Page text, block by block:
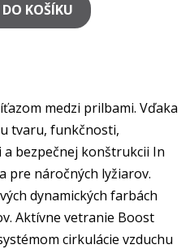
KOŠÍKU
medzi prilbami. Vďaka
tvaru, funkčnosti,
bezpečnej konštrukcii In
pre náročných lyžiarov.
dynamických farbách
Aktívne vetranie Boost
cirkulácie vzduchu